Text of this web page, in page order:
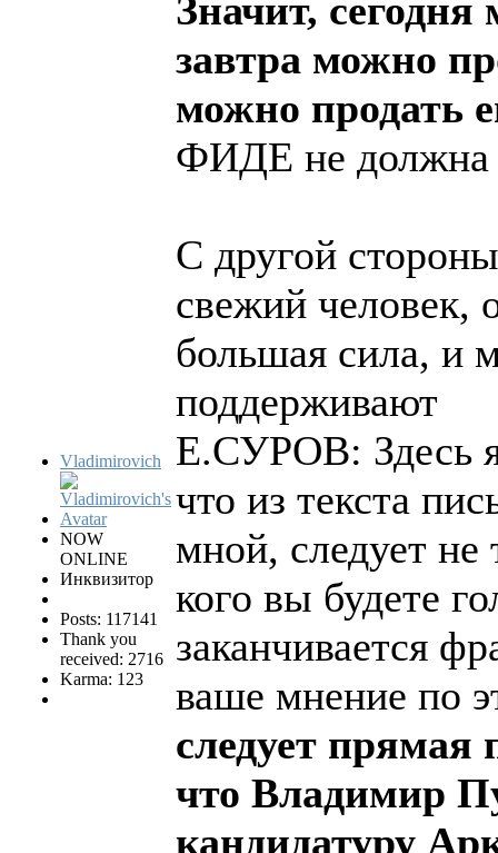
Vladimirovich
NOW
ONLINE
Инквизитор
Posts: 117141
Thank you
received: 2716
Karma: 123
Значит,
завтра можно
можно продать
ФИДЕ не должна
С другой
свежий
большая сила, и
поддерживают
Е.СУРОВ: Здесь
что из текста
мной, следует не
кого вы будете
заканчивается
ваше мнение по
следует прямая
что Владимир
кандидатуру